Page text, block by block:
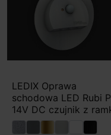
LEDIX Oprawa
schodowa LED Rubi
14V DC czujnik z